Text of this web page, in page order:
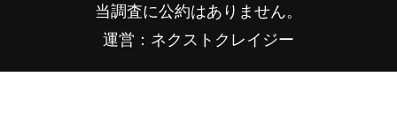
当調査に公約はありません。
運営：ネクストクレイジー